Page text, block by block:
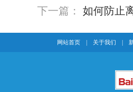
下一篇： 如何防止
网站首页 关于我们